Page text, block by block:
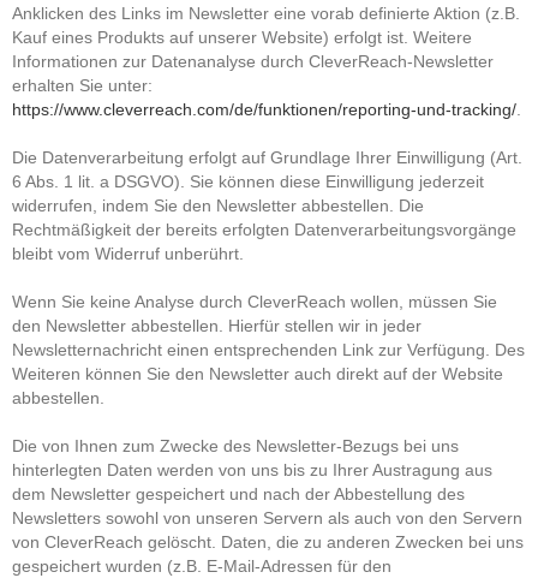
Anklicken des Links im Newsletter eine vorab definierte Aktion (z.B.
Kauf eines Produkts auf unserer Website) erfolgt ist. Weitere
Informationen zur Datenanalyse durch CleverReach-Newsletter
erhalten Sie unter:
https://www.cleverreach.com/de/funktionen/reporting-und-tracking/
Die Datenverarbeitung erfolgt auf Grundlage Ihrer Einwilligung (Art.
6 Abs. 1 lit. a DSGVO). Sie können diese Einwilligung jederzeit
widerrufen, indem Sie den Newsletter abbestellen. Die
Rechtmäßigkeit der bereits erfolgten Datenverarbeitungsvorgänge
bleibt vom Widerruf unberührt.
Wenn Sie keine Analyse durch CleverReach wollen, müssen Sie
den Newsletter abbestellen. Hierfür stellen wir in jeder
Newsletternachricht einen entsprechenden Link zur Verfügung. Des
Weiteren können Sie den Newsletter auch direkt auf der Website
abbestellen.
Die von Ihnen zum Zwecke des Newsletter-Bezugs bei uns
hinterlegten Daten werden von uns bis zu Ihrer Austragung aus
dem Newsletter gespeichert und nach der Abbestellung des
Newsletters sowohl von unseren Servern als auch von den Servern
von CleverReach gelöscht. Daten, die zu anderen Zwecken bei uns
gespeichert wurden (z.B. E-Mail-Adressen für den